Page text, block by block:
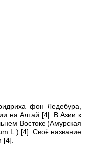
фон Ледебура,
на Алтай [4]. В Азии к
Востоке (Амурская
L.) [4]. Своё название
[4].